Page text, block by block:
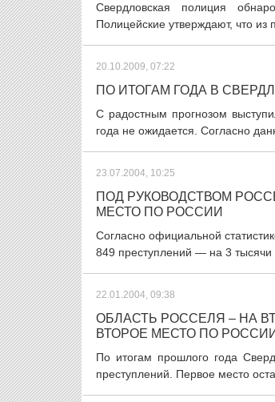
Свердловская полиция
Полицейские утверждают, что из
20.10.2009, 07:22
ПО ИТОГАМ ГОДА В
С радостным прогнозом
года не ожидается. Согласно
23.07.2004, 10:25
ПОД РУКОВОДСТВОМ
МЕСТО ПО РОССИИ
Согласно официальной
849 преступлений — на 3 тысячи
22.01.2004, 09:38
ОБЛАСТЬ РОССЕЛЯ – НА
ВТОРОЕ МЕСТО ПО РОССИИ
По итогам прошлого года
преступлений. Первое место